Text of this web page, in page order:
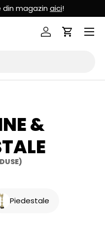
magazin aici!
Logheaza-te
Cos de
&
Piedestale